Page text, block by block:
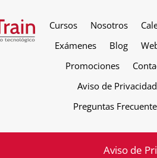
Cursos Nosotros
Exámenes
Blog
Promociones
Aviso de Privacidad
Preguntas
Aviso de